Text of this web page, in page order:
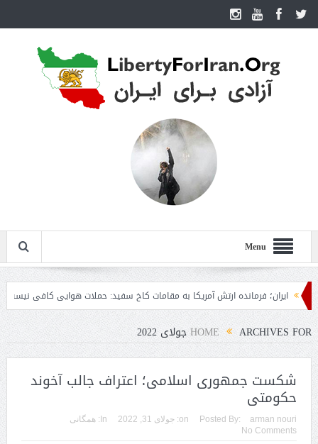
Menu
فرمانده ارتش آمریکا به مقامات کاخ سفید: حملات هوایی کافی نیست
HOME ARCHIVES FOR جولای 2022
شکست جمهوری اسلامی؛ اعتراف جالب آخوند
حکومتی
Posted By: arman nouri
on: جولای 31, 2022 In: همگانی
No Comments